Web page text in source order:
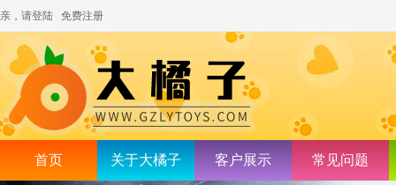
亲，请登陆 免费注册
首页 关于大橘子 客户展示 常见问题